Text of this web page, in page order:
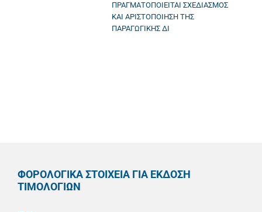
ΠΡΑΓΜΑΤΟΠΟΙΕΙΤΑΙ ΣΧΕΔΙΑΣΜΟΣ
ΚΑΙ ΑΡΙΣΤΟΠΟΙΗΣΗ ΤΗΣ
ΠΑΡΑΓΩΓΙΚΗΣ ΔΙ
ΦΟΡΟΛΟΓΙΚΑ ΣΤΟΙΧΕΙΑ ΓΙΑ ΕΚΔΟΣΗ
ΤΙΜΟΛΟΓΙΩΝ